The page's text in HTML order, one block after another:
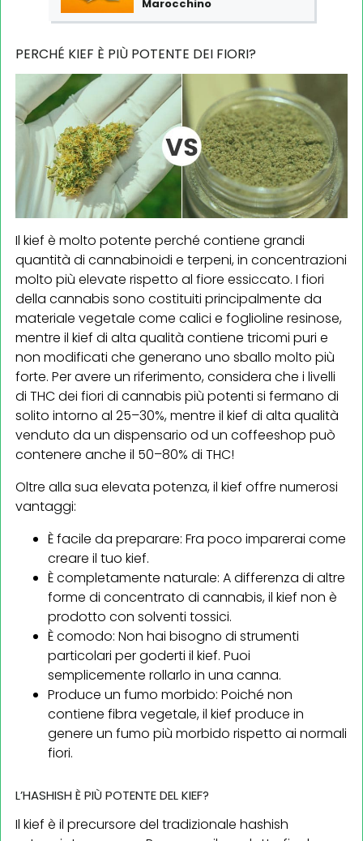
Marocchino
PERCHÉ KIEF È PIÙ POTENTE DEI FIORI?
Il kief è molto potente perché contiene grandi
quantità di cannabinoidi e terpeni, in concentrazioni
molto più elevate rispetto al fiore essiccato. I fiori
della cannabis sono costituiti principalmente da
materiale vegetale come calici e foglioline resinose,
mentre il kief di alta qualità contiene tricomi puri e
non modificati che generano uno sballo molto più
forte. Per avere un riferimento, considera che i livelli
di THC dei fiori di cannabis più potenti si fermano di
solito intorno al 25–30%, mentre il kief di alta qualità
venduto da un dispensario od un coffeeshop può
contenere anche il 50–80% di THC!
Oltre alla sua elevata potenza, il kief offre numerosi
vantaggi:
È facile da preparare: Fra poco imparerai come
creare il tuo kief.
È completamente naturale: A differenza di altre
forme di concentrato di cannabis, il kief non è
prodotto con solventi tossici.
È comodo: Non hai bisogno di strumenti
particolari per goderti il kief. Puoi
semplicemente rollarlo in una canna.
Produce un fumo morbido: Poiché non
contiene fibra vegetale, il kief produce in
genere un fumo più morbido rispetto ai normali
fiori.
L’HASHISH È PIÙ POTENTE DEL KIEF?
Il kief è il precursore del tradizionale hashish